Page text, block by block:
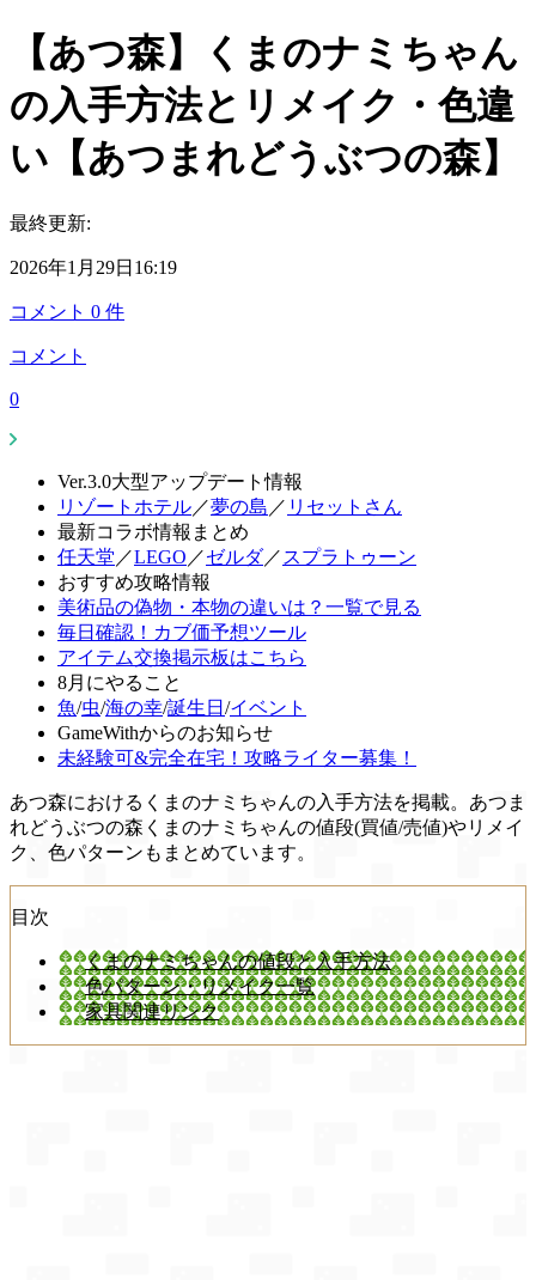
【あつ森】くまのナミちゃん
の入手方法とリメイク・色違
い【あつまれどうぶつの森】
最終更新:
2026年1月29日16:19
コメント 0 件
コメント
0
Ver.3.0大型アップデート情報
リゾートホテル／夢の島 ／ リセットさん
最新コラボ情報まとめ
任天堂 ／LEGO ／ゼルダ／ スプラトゥーン
おすすめ攻略情報
美術品の偽物・本物の違いは？一覧で見る
毎日確認！カブ価予想ツール
アイテム交換掲示板はこちら
8月にやること
魚/虫/海の幸/誕生日 /イベント
GameWithからのお知らせ
未経験可&完全在宅！攻略ライター募集！
あつ森におけるくまのナミちゃんの入手方法を掲載。あつま
れどうぶつの森くまのナミちゃんの値段(買値/売値)やリメイ
ク、色パターンもまとめています。
目次
くまのナミちゃんの値段と入手方法
色パターン・リメイク一覧
家具関連リンク